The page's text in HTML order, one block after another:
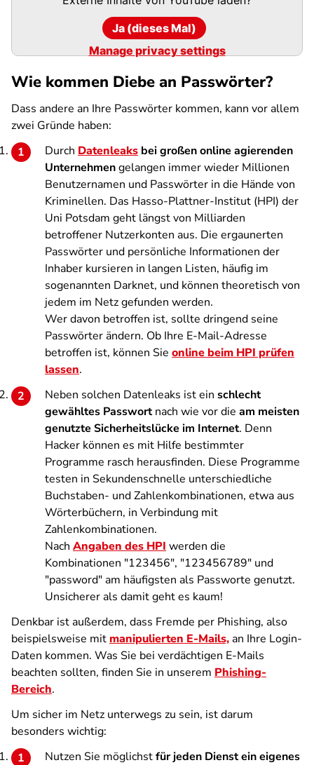
Ja (dieses Mal)
Manage privacy settings
Wie kommen Diebe an Passwörter?
Dass andere an Ihre Passwörter kommen, kann vor allem
zwei Gründe haben:
Durch Datenleaks bei großen online agierenden
Unternehmengelangen immer wieder Millionen
Benutzernamen und Passwörter in die Hände von
Kriminellen. Das Hasso-Plattner-Institut (HPI) der
Uni Potsdam geht längst von Milliarden
betroffener Nutzerkonten aus. Die ergaunerten
Passwörter und persönliche Informationen der
Inhaber kursieren in langen Listen, häufig im
sogenannten Darknet, und können theoretisch von
jedem im Netz gefunden werden.
Wer davon betroffen ist, sollte dringend seine
Passwörter ändern. Ob Ihre E-Mail-Adresse
betroffen ist, können Sie online beim HPI prüfen
lassen.
Neben solchen Datenleaks ist ein schlecht
gewähltes Passwortnach wie vor die am meisten
genutzte Sicherheitslücke im Internet. Denn
Hacker können es mit Hilfe bestimmter
Programme rasch herausfinden. Diese Programme
testen in Sekundenschnelle unterschiedliche
Buchstaben- und Zahlenkombinationen, etwa aus
Wörterbüchern, in Verbindung mit
Zahlenkombinationen.
Nach Angaben des HPI werden die
Kombinationen "123456", "123456789" und
"password" am häufigsten als Passworte genutzt.
Unsicherer als damit geht es kaum!
Denkbar ist außerdem, dass Fremde per Phishing, also
beispielsweise mit manipulierten E-Mails,an Ihre Login-
Daten kommen. Was Sie bei verdächtigen E-Mails
beachten sollten, finden Sie in unserem Phishing-
Bereich.
Um sicher im Netz unterwegs zu sein, ist darum
besonders wichtig:
Nutzen Sie möglichstfür jeden Dienst ein eigenes